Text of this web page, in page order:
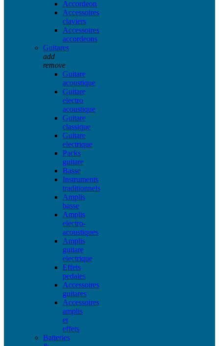
Accordeon
Accessoires
claviers
Accessoires
accordeons
Guitares
add
remove
Guitare
acoustique
Guitare
electro
acoustique
Guitare
classique
Guitare
electrique
Packs
guitare
Basse
Instruments
traditionnels
Amplis
basse
Amplis
electro-
acoustiques
Amplis
guitare
electrique
Effets
pedales
Accessoires
guitares
Accessoires
amplis
et
effets
Batteries